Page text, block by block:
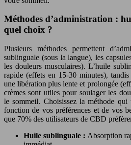
Méthodes d’administration :
quel choix ?
Plusieurs méthodes permettent
sublinguale (sous la langue), les
les douleurs musculaires). L’huile
rapide (effets en 15-30 minutes),
une libération plus lente et prolongée
crèmes sont utiles pour soulager les
le sommeil. Choisissez la méthode
fonction de vos préférences et de vos
que 70% des utilisateurs de CBD
Huile sublinguale : Absorption